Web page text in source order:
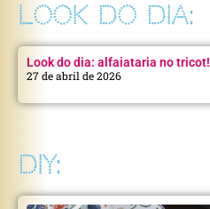
LOOK DO DIA:
Look do dia: alfaiataria no tricot!
27 de abril de 2026
DIY: